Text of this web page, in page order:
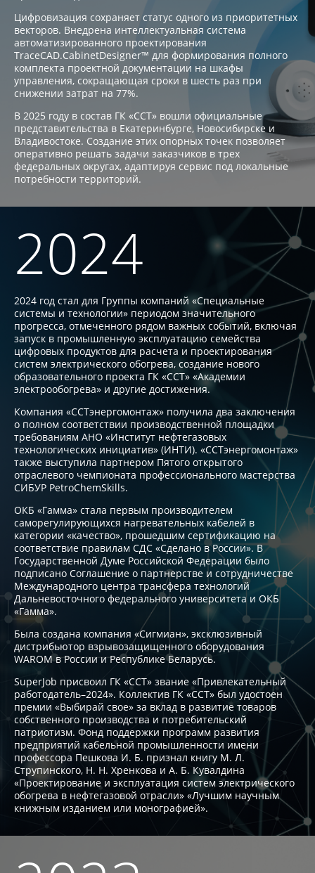
Цифровизация сохраняет статус одного из приоритетных
векторов. Внедрена интеллектуальная система
автоматизированного проектирования
TraceCAD.CabinetDesigner™ для формирования полного
комплекта проектной документации на шкафы
управления, сокращающая сроки в шесть раз при
снижении затрат на 77%.
В 2025 году в состав ГК «ССТ» вошли официальные
представительства в Екатеринбурге, Новосибирске и
Владивостоке. Создание этих опорных точек позволяет
оперативно решать задачи заказчиков в трех
федеральных округах, адаптируя сервис под локальные
потребности территорий.
2024
2024 год стал для Группы компаний «Специальные
системы и технологии» периодом значительного
прогресса, отмеченного рядом важных событий, включая
запуск в промышленную эксплуатацию семейства
цифровых продуктов для расчета и проектирования
систем электрического обогрева, создание нового
образовательного проекта ГК «ССТ» «Академии
электрообогрева» и другие достижения.
Компания «ССТэнергомонтаж» получила два заключения
о полном соответствии производственной площадки
требованиям АНО «Институт нефтегазовых
технологических инициатив» (ИНТИ). «ССТэнергомонтаж»
также выступила партнером Пятого открытого
отраслевого чемпионата профессионального мастерства
СИБУР PetroChemSkills.
ОКБ «Гамма» стала первым производителем
саморегулирующихся нагревательных кабелей в
категории «качество», прошедшим сертификацию на
соответствие правилам СДС «Сделано в России». В
Государственной Думе Российской Федерации было
подписано Соглашение о партнерстве и сотрудничестве
Международного центра трансфера технологий
Дальневосточного федерального университета и ОКБ
«Гамма».
Была создана компания «Сигмиан», эксклюзивный
дистрибьютор взрывозащищенного оборудования
WAROM в России и Республике Беларусь.
SuperJob присвоил ГК «ССТ» звание «Привлекательный
работодатель–2024». Коллектив ГК «ССТ» был удостоен
премии «Выбирай свое» за вклад в развитие товаров
собственного производства и потребительский
патриотизм. Фонд поддержки программ развития
предприятий кабельной промышленности имени
профессора Пешкова И. Б. признал книгу М. Л.
Струпинского, Н. Н. Хренкова и А. Б. Кувалдина
«Проектирование и эксплуатация систем электрического
обогрева в нефтегазовой отрасли» «Лучшим научным
книжным изданием или монографией».